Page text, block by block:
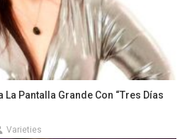
La Pantalla Grande Con “Tres Días
Varieties